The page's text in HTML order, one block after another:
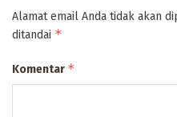
Alamat email Anda tidak akan
ditandai *
Komentar *